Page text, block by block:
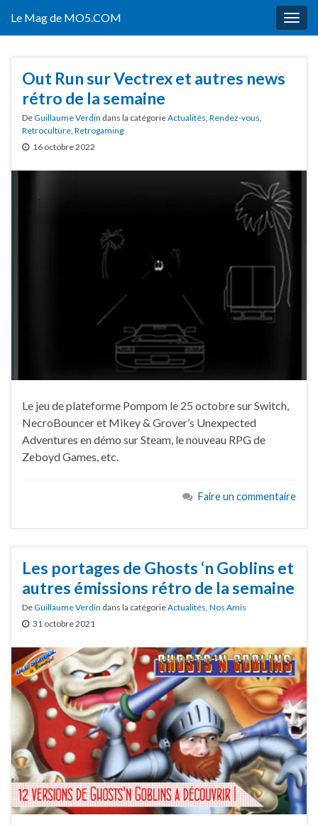
Le Mag de MO5.COM
Out Run sur Vectrex et autres news
rétro de la semaine
DeGuillaume Verdin dans la catégorieActualités, Rendez-vous,
Retroculture, Retrogaming
16 octobre 2022
Le jeu de plateforme Pompom le 25 octobre sur Switch,
NecroBouncer et Mikey & Grover’s Unexpected
Adventures en démo sur Steam, le nouveau RPG de
Zeboyd Games, etc.
Faire un commentaire
Les portages de Ghosts ‘n Goblins et
autres émissions rétro de la semaine
DeGuillaume Verdin dans la catégorieActualités, Nos Amis
31 octobre 2021